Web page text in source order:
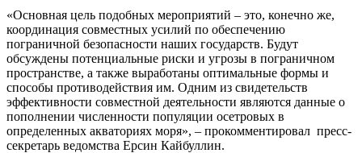
«Основная цель подобных мероприятий – это, конечно же,
координация совместных усилий по обеспечению
пограничной безопасности наших государств. Будут
обсуждены потенциальные риски и угрозы в пограничном
пространстве, а также выработаны оптимальные формы и
способы противодействия им. Одним из свидетельств
эффективности совместной деятельности являются данные о
пополнении численности популяции осетровых в
определенных акваториях моря», – прокомментировал пресс-
секретарь ведомства Ерсин Кайбуллин.